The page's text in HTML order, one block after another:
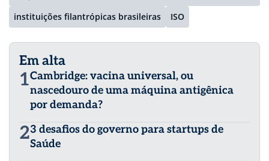
instituições filantrópicas brasileiras
ISO
Em alta
1Cambridge: vacina universal, ou
nascedouro de uma máquina antigênica
por demanda?
23 desafios do governo para startups de
Saúde